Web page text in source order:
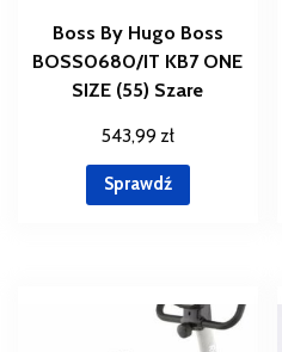
Boss By Hugo Boss
BOSS0680/IT KB7 ONE
SIZE (55) Szare
543,99 zł
Sprawdź